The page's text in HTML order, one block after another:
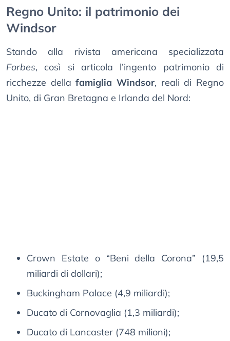
Regno Unito: il patrimonio dei
Windsor
Stando alla rivista americana specializzata
Forbes, così si articola l’ingento patrimonio di
ricchezze dellafamiglia Windsor, reali di Regno
Unito, di Gran Bretagna e Irlanda del Nord:
Crown Estate o “Beni della Corona” (19,5
miliardi di dollari);
Buckingham Palace (4,9 miliardi);
Ducato di Cornovaglia (1,3 miliardi);
Ducato di Lancaster (748 milioni);